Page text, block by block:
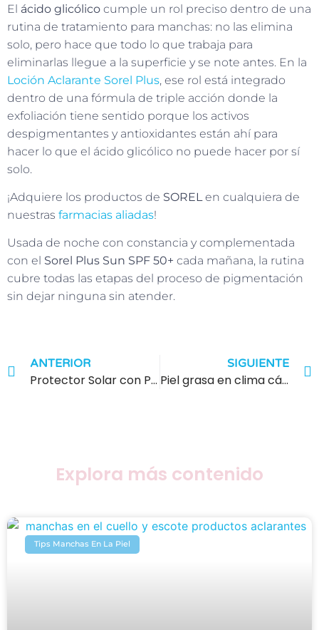
El ácido glicólico cumple un rol preciso dentro de una
rutina de tratamiento para manchas: no las elimina
solo, pero hace que todo lo que trabaja para
eliminarlas llegue a la superficie y se note antes. En la
Loción Aclarante Sorel Plus, ese rol está integrado
dentro de una fórmula de triple acción donde la
exfoliación tiene sentido porque los activos
despigmentantes y antioxidantes están ahí para
hacer lo que el ácido glicólico no puede hacer por sí
solo.
¡Adquiere los productos de SORELen cualquiera de
nuestras farmacias aliadas!
Usada de noche con constancia y complementada
con el Sorel Plus Sun SPF 50+ cada mañana, la rutina
cubre todas las etapas del proceso de pigmentación
sin dejar ninguna sin atender.
ANTERIOR
Protector Solar con Protección Luz Azul: Qué Significa SPF Frente a Pantallas
SIGUIENTE
Piel grasa en clima cálido: por qué el calor agrava el sebo y cómo controlarlo
Explora más contenido
Tips Manchas En La Piel